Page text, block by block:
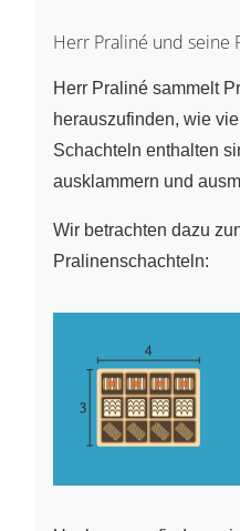
Herr Praliné und seine
Herr Praliné sammelt
herauszufinden, wie
Schachteln enthalten
ausklammern und
Wir betrachten dazu
Pralinenschachteln: